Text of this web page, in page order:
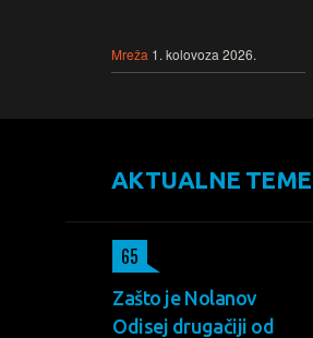
Mreža 1. kolovoza 2026.
AKTUALNE
Zašto je Nolanov
Odisej drugačiji od
65